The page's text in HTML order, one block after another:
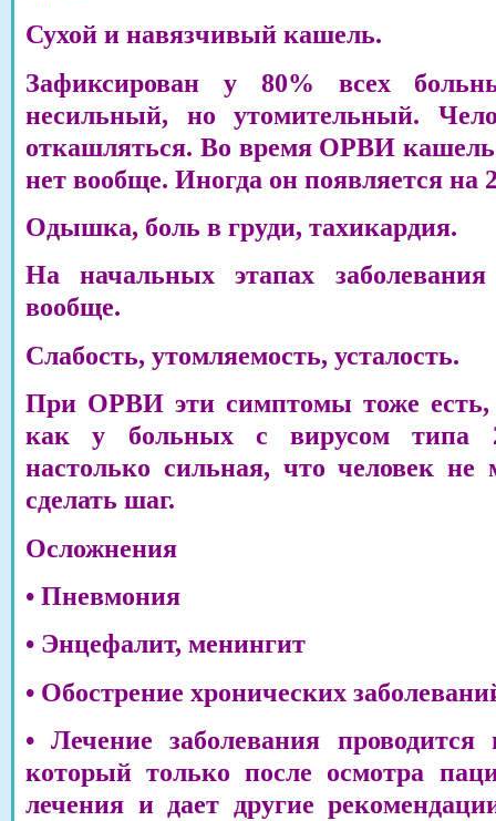
Сухой и навязчивый кашель.
Зафиксирован у 80% всех
несильный, но утомительный.
откашляться. Во время ОРВИ
нет вообще. Иногда он появляется на
Одышка, боль в груди, тахикардия.
На начальных этапах
вообще.
Слабость, утомляемость, усталость.
При ОРВИ эти симптомы тоже есть,
как у больных с вирусом типа
настолько сильная, что человек
сделать шаг.
Осложнения
• Пневмония
• Энцефалит, менингит
• Обострение хронических
• Лечение заболевания
который только после осмотра
лечения и дает другие